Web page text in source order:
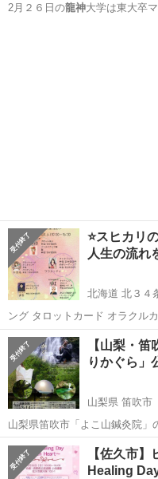
2月２６日の龍神大学は東大卒
⭐️スヒカ
人生の流れ
北海道 北３４
ング タロットカード オラクル
20分2…
北海道 札幌市 北３４条駅
【山梨・
りかぐら」
山梨県 笛吹市
山梨県笛吹市「よこ山鍼灸院」
神聖な音色と舞をお届けします。 山梨では久しぶりの開催となる
は、日本各地の聖域を旅するよ
とした空気の中で心身を深く...
山梨 笛吹市 コンサー
【佐久市
Healing